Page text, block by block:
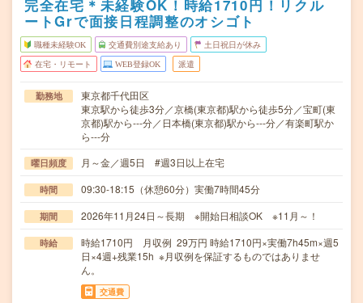
完全在宅＊未経験OK！時給1710円！リクル
ートGrで面接日程調整のオシゴト
職種未経験OK 交通費別途支給あり 土日祝日が休み
在宅・リモート WEB登録OK 派遣
勤務地
東京都千代田区
東京駅から徒歩3分／京橋(東京都)駅から徒歩5分／宝町(東
京都)駅から---分／日本橋(東京都)駅から---分／有楽町駅か
ら---分
曜日頻度 月～金／週5日 #週3日以上在宅
時間 09:30-18:15（休憩60分）実働7時間45分
期間 2026年11月24日～長期 ※開始日相談OK ※11月～！
時給
時給1710円 月収例 29万円 時給1710円×実働7h45m×週5
日×4週+残業15h ※月収例を保証するものではありませ
ん。
交通費